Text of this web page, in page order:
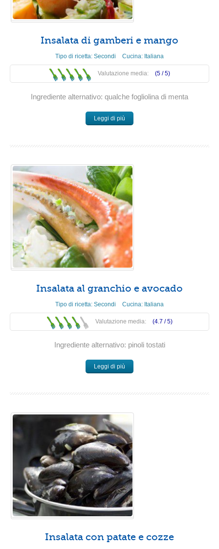
Insalata di gamberi e mango
Tipo di ricetta: Secondi Cucina: Italiana
Valutazione media: (5 /5)
Ingrediente alternativo: qualche fogliolina di menta
Leggi di più
Insalata al granchio e avocado
Tipo di ricetta: Secondi Cucina: Italiana
Valutazione media: (4.7 /5)
Ingrediente alternativo: pinoli tostati
Leggi di più
Insalata con patate e cozze